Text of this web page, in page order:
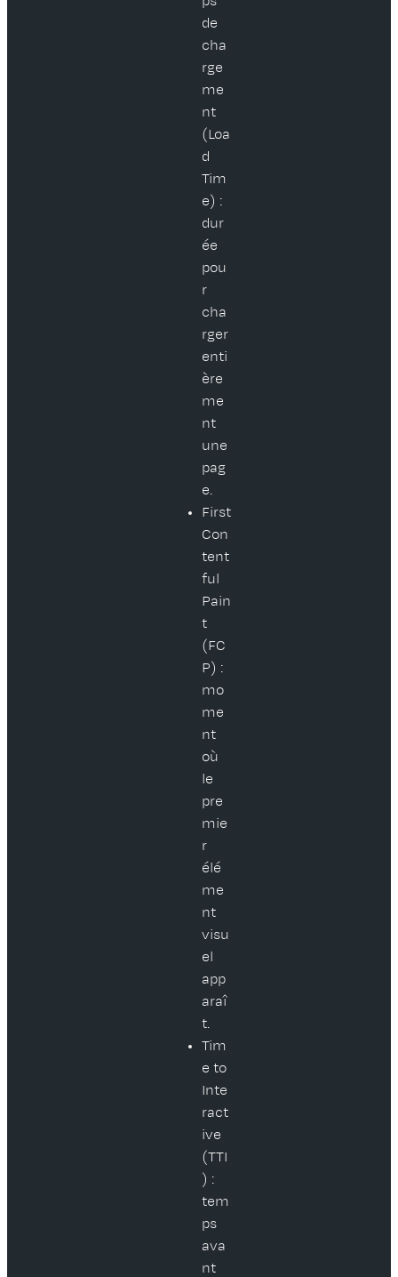
de
cha
rge
me
nt
(Loa
d
Tim
e) :
dur
ée
pou
r
cha
rger
enti
ère
me
nt
une
pag
e.
First
Con
tent
ful
Pain
t
(FC
P) :
mo
me
nt
où
le
pre
mie
r
élé
me
nt
visu
el
app
araî
t.
Tim
e to
Inte
ract
ive
(TTI
) :
tem
ps
ava
nt